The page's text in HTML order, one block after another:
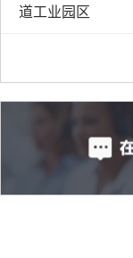
道工业园区